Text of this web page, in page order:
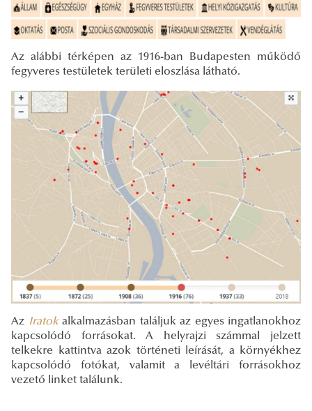
Az alábbi térképen az 1916-ban Budapesten működő
fegyveres testületek területi eloszlása látható.
Az Iratokalkalmazásban találjuk az egyes ingatlanokhoz
kapcsolódó forrásokat. A helyrajzi számmal jelzett
telkekre kattintva azok történeti leírását, a környékhez
kapcsolódó fotókat, valamit a levéltári forrásokhoz
vezető linket találunk.